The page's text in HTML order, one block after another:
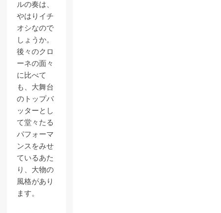
ルの奏は、
やはりイチ
オシなので
しょうか。
後々のクロ
ーネの面々
に比べて
も、大舞台
のトップバ
ッターとし
て堂々たる
パフォーマ
ンスをみせ
ているあた
り、大物の
風格があり
ます。